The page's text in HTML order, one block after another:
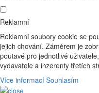
Reklamní
Reklamní soubory cookie se
jejich chování. Záměrem je
poutavé pro jednotlivé
vydavatele a inzerenty třetích
Více informací Souhlasím